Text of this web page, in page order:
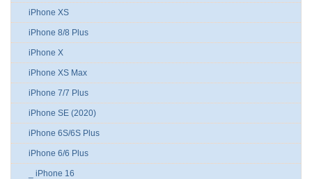
iPhone XS
iPhone 8/8 Plus
iPhone X
iPhone XS Max
iPhone 7/7 Plus
iPhone SE (2020)
iPhone 6S/6S Plus
iPhone 6/6 Plus
_ iPhone 16